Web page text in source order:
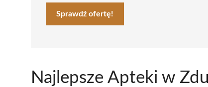
Sprawdź ofertę!
Najlepsze Apteki w